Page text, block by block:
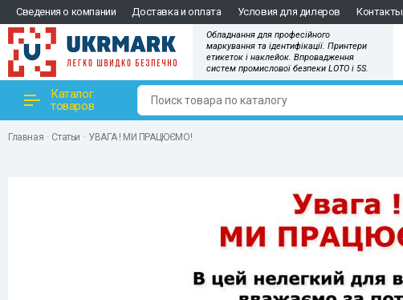
Сведения о компании Доставка и оплата Условия для дилеров Контакты
Обладнання для професійного
маркування та ідентифікації. Принтери
етикеток і наклейок. Впровадження
систем промислової безпеки LOTO і 5S.
Каталог
товаров
Главная Статьи УВАГА ! МИ ПРАЦЮЄМО!